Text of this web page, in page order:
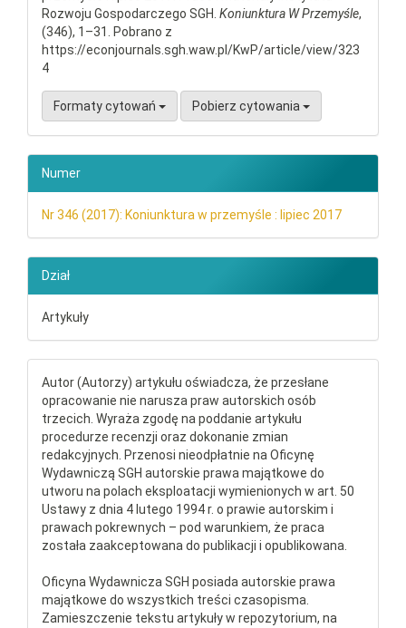
Rozwoju Gospodarczego SGH. Koniunktura W Przemyśle,
(346), 1–31. Pobrano z
https://econjournals.sgh.waw.pl/KwP/article/view/323
4
Formaty cytowań Pobierz cytowania
Numer
Nr 346 (2017): Koniunktura w przemyśle : lipiec 2017
Dział
Artykuły
Autor (Autorzy) artykułu oświadcza, że przesłane
opracowanie nie narusza praw autorskich osób
trzecich. Wyraża zgodę na poddanie artykułu
procedurze recenzji oraz dokonanie zmian
redakcyjnych. Przenosi nieodpłatnie na Oficynę
Wydawniczą SGH autorskie prawa majątkowe do
utworu na polach eksploatacji wymienionych w art. 50
Ustawy z dnia 4 lutego 1994 r. o prawie autorskim i
prawach pokrewnych – pod warunkiem, że praca
została zaakceptowana do publikacji i opublikowana.
Oficyna Wydawnicza SGH posiada autorskie prawa
majątkowe do wszystkich treści czasopisma.
Zamieszczenie tekstu artykuły w repozytorium, na